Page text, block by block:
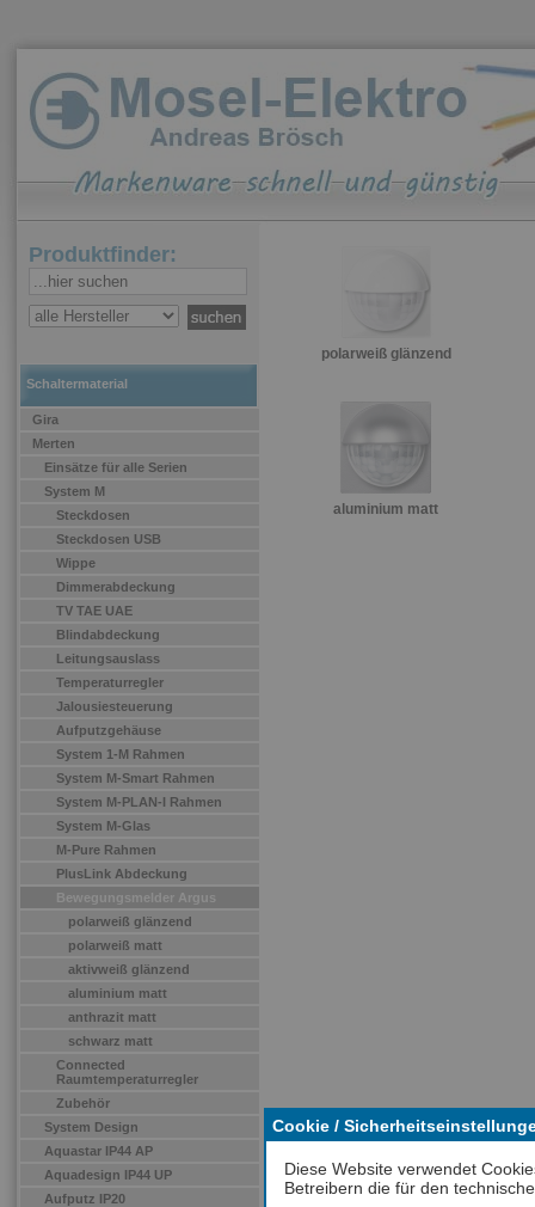
Cookie /
Diese Website verwendet
Betreibern die für den
Produktfinder:
Schaltermaterial
Gira
Merten
Einsätze für alle Serien
System M
Steckdosen
Steckdosen USB
Wippe
Dimmerabdeckung
TV TAE UAE
Blindabdeckung
Leitungsauslass
Temperaturregler
Jalousiesteuerung
Aufputzgehäuse
System 1-M Rahmen
System M-Smart Rahmen
System M-PLAN-I Rahmen
System M-Glas
M-Pure Rahmen
PlusLink Abdeckung
Bewegungsmelder Argus
polarweiß glänzend
polarweiß matt
aktivweiß glänzend
aluminium matt
anthrazit matt
schwarz matt
Connected
Raumtemperaturregler
Zubehör
System Design
Aquastar IP44 AP
Aquadesign IP44 UP
Aufputz IP20
polarweiß glänzend
aluminium matt